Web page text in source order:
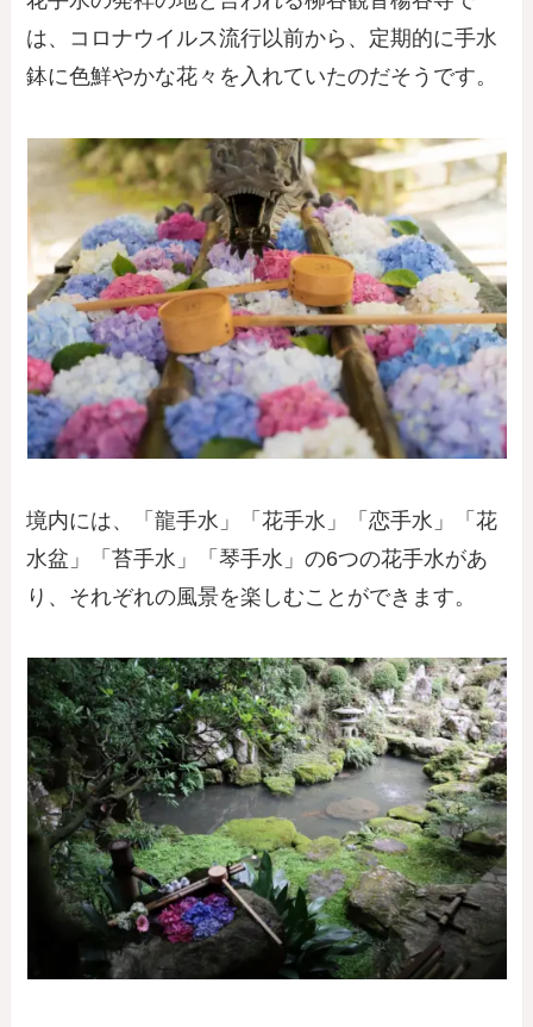
は、コロナウイルス流行以前から、定期的に手水
鉢に色鮮やかな花々を入れていたのだそうです。
境内には、「龍手水」「花手水」「恋手水」「花
水盆」「苔手水」「琴手水」の6つの花手水があ
り、それぞれの風景を楽しむことができます。